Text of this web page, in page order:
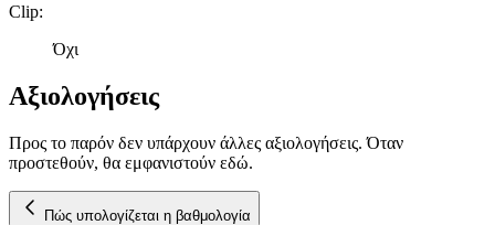
Clip:
Όχι
Αξιολογήσεις
Προς το παρόν δεν υπάρχουν άλλες αξιολογήσεις. Όταν
προστεθούν, θα εμφανιστούν εδώ.
Πώς υπολογίζεται η βαθμολογία